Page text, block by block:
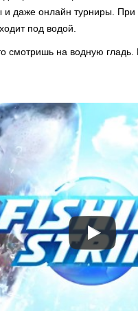
даже онлайн турниры. При
под водой.
смотришь на водную гладь.